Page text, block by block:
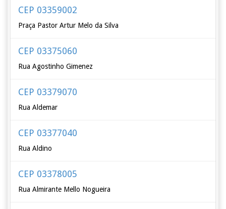
CEP 03359002
Praça Pastor Artur Melo da Silva
CEP 03375060
Rua Agostinho Gimenez
CEP 03379070
Rua Aldemar
CEP 03377040
Rua Aldino
CEP 03378005
Rua Almirante Mello Nogueira